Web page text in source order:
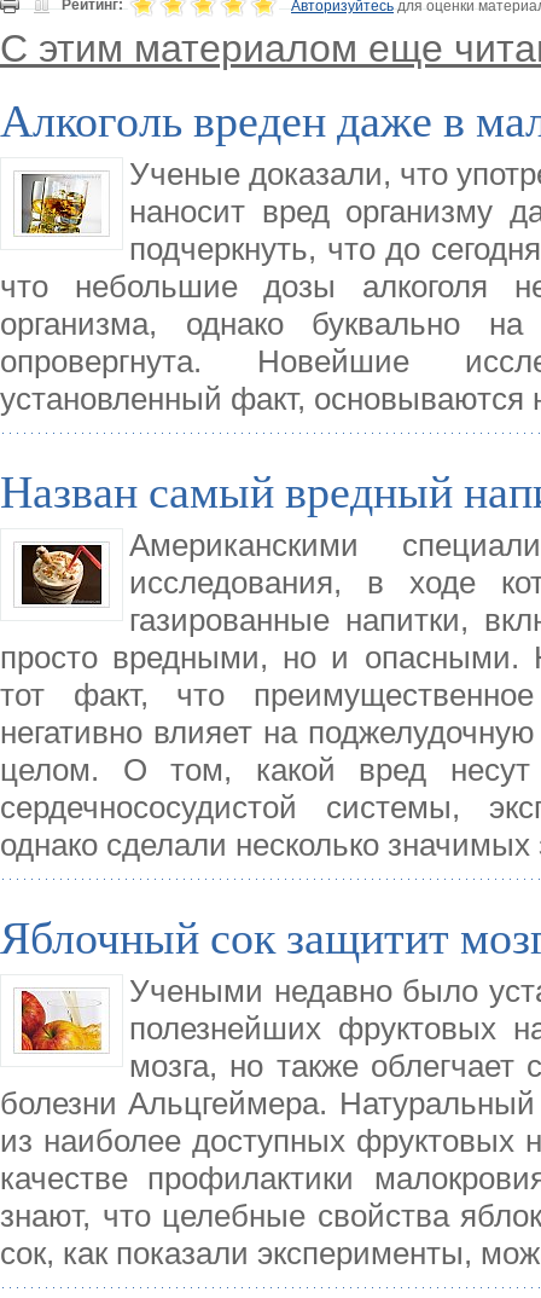
Рейтинг: Авторизуйтесьдля оценки
С этим материалом еще
Алкоголь вреден даже в
Ученые доказали, что
наносит вред организму
подчеркнуть, что до
что небольшие дозы алкоголя
организма, однако буквально
опровергнута. Новейшие
установленный факт,
Назван самый вредный
Американскими
исследования, в ходе
газированные напитки,
просто вредными, но и опасными.
тот факт, что
негативно влияет на
целом. О том, какой вред несут
сердечнососудистой системы,
однако сделали несколько
Яблочный сок защитит
Учеными недавно было
полезнейших фруктовых
мозга, но также
болезни Альцгеймера.
из наиболее доступных фруктовых
качестве профилактики
знают, что целебные свойства
сок, как показали эксперименты,